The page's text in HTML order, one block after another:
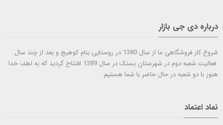
درباره دی جی بازار
شروع کار فروشگاهی ما از سال 1380 در روستایی بنام کوهیج و بعد از چند سال
فعالیت شعبه دوم در شهرستان بستک در سال 1389 افتتاح گردید که به لطف خدا
هنوز با دو شعبه در حال حاضر با شما هستيم .
نماد اعتماد